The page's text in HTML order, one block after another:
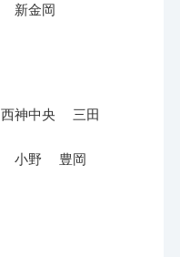
新金岡
西神中央 三田
小野 豊岡